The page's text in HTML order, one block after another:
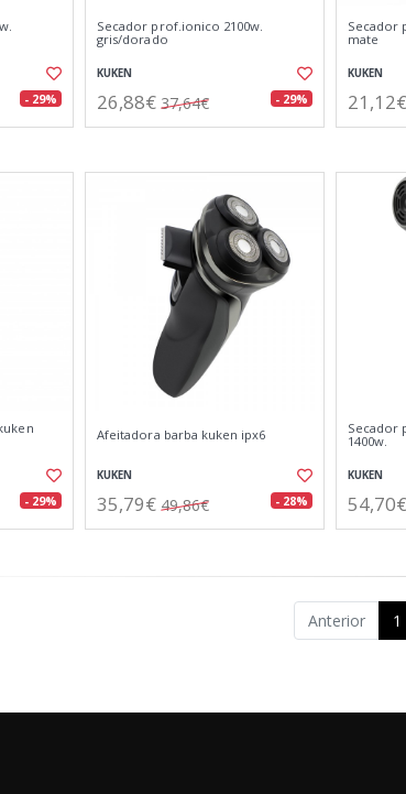
- 29%
Secador prof.ionico 2100w.
gris/dorado
KUKEN
26,88€ 37,64€ - 29%
Secador
mate
KUKEN
21,12€
- 29%
Afeitadora barba kuken ipx6
KUKEN
35,79€ 49,86€ - 28%
Secador
1400w.
KUKEN
54,70€
Anterior 1